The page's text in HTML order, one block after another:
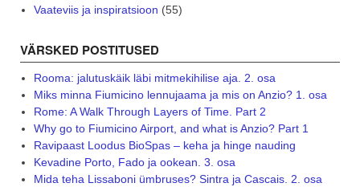
Vaateviis ja inspiratsioon (55)
VÄRSKED POSTITUSED
Rooma: jalutuskäik läbi mitmekihilise aja. 2. osa
Miks minna Fiumicino lennujaama ja mis on Anzio? 1. osa
Rome: A Walk Through Layers of Time. Part 2
Why go to Fiumicino Airport, and what is Anzio? Part 1
Ravipaast Loodus BioSpas – keha ja hinge nauding
Kevadine Porto, Fado ja ookean. 3. osa
Mida teha Lissaboni ümbruses? Sintra ja Cascais. 2. osa